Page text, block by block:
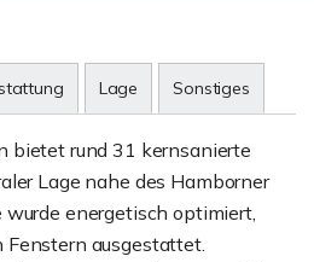
Lage Sonstiges
bietet rund 31 kernsanierte
Lage nahe des Hamborner
wurde energetisch optimiert,
ausgestattet.